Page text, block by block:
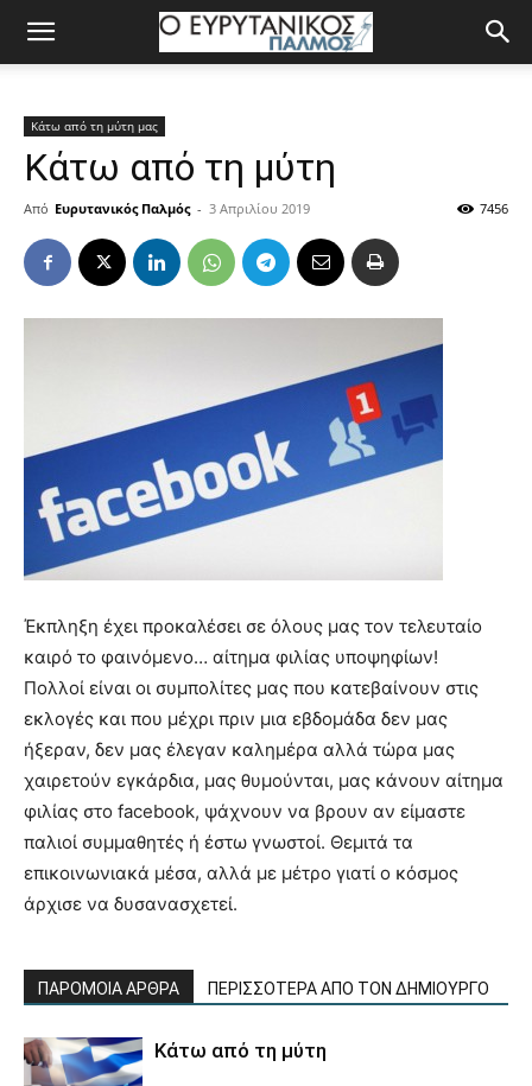
Κάτω από τη μύτη μας
Κάτω από τη μύτη
Από Ευρυτανικός Παλμός - 3 Απριλίου 2019 7456
Έκπληξη έχει προκαλέσει σε όλους μας τον τελευταίο
καιρό το φαινόμενο… αίτημα φιλίας υποψηφίων!
Πολλοί είναι οι συμπολίτες μας που κατεβαίνουν στις
εκλογές και που μέχρι πριν μια εβδομάδα δεν μας
ήξεραν, δεν μας έλεγαν καλημέρα αλλά τώρα μας
χαιρετούν εγκάρδια, μας θυμούνται, μας κάνουν αίτημα
φιλίας στο facebook, ψάχνουν να βρουν αν είμαστε
παλιοί συμμαθητές ή έστω γνωστοί. Θεμιτά τα
επικοινωνιακά μέσα, αλλά με μέτρο γιατί ο κόσμος
άρχισε να δυσανασχετεί.
ΠΑΡΟΜΟΙΑ ΑΡΘΡΑ ΠΕΡΙΣΣΟΤΕΡΑ ΑΠΟ ΤΟΝ ΔΗΜΙΟΥΡΓΟ
Κάτω από τη μύτη